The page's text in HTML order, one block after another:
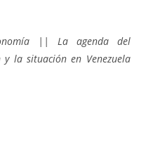
|| La agenda del
la situación en Venezuela